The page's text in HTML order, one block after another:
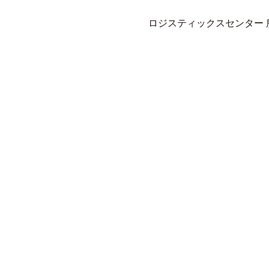
ロジスティックスセンター